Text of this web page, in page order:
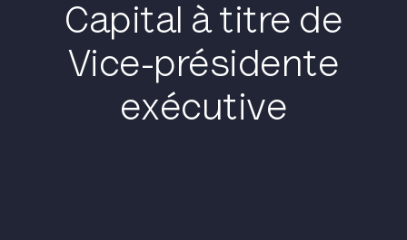
Capital à titre de
Vice-présidente
exécutive